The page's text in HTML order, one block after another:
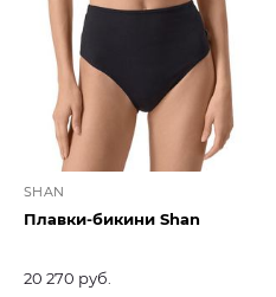
SHAN
Плавки-бикини Shan
20 270 руб.